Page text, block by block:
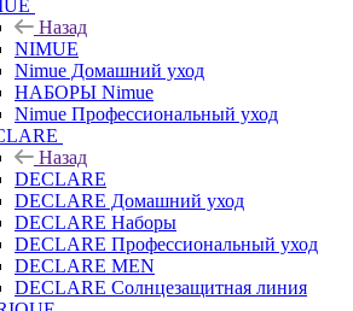
Назад
NIMUE
Nimue Домашний уход
НАБОРЫ Nimue
Nimue Профессиональный уход
Назад
DECLARE
DECLARE Домашний уход
DECLARE Наборы
DECLARE Профессиональный уход
DECLARE MEN
DECLARE Солнцезащитная линия